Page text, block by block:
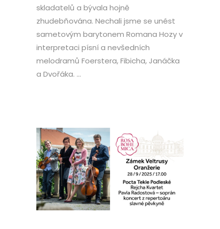
skladatelů a bývala hojně
zhudebňována. Nechali jsme se unést
sametovým barytonem Romana Hozy v
interpretaci písní a nevšedních
melodramů Foerstera, Fibicha, Janáčka
a Dvořáka. ...